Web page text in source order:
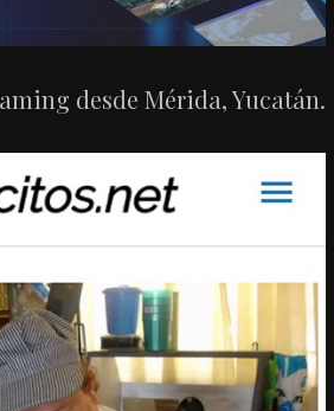
desde Mérida, Yucatán.